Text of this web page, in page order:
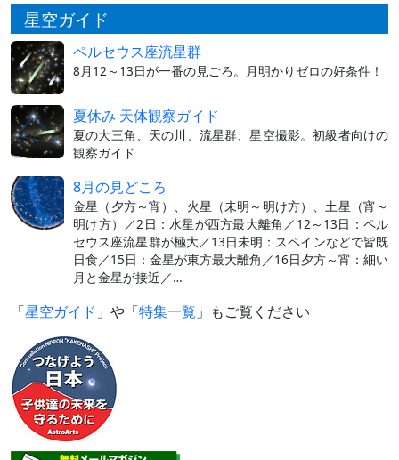
星空ガイド
ペルセウス座流星群
8月12～13日が一番の見ごろ。月明かりゼロの好条件！
夏休み 天体観察ガイド
夏の大三角、天の川、流星群、星空撮影。初級者向けの
観察ガイド
8月の見どころ
金星（夕方～宵）、火星（未明～明け方）、土星（宵～
明け方）／2日：水星が西方最大離角／12～13日：ペル
セウス座流星群が極大／13日未明：スペインなどで皆既
日食／15日：金星が東方最大離角／16日夕方～宵：細い
月と金星が接近／…
「星空ガイド 」や「特集一覧 」もご覧ください